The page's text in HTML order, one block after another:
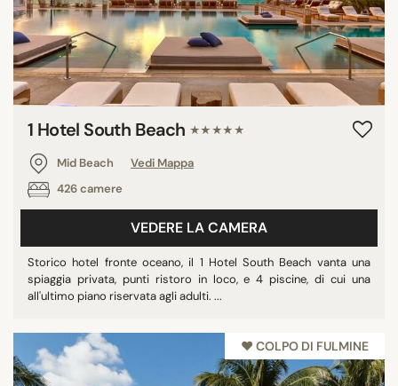
1 Hotel South Beach ★★★★★
Mid Beach
Vedi Mappa
426 camere
VEDERE LA CAMERA
Storico hotel fronte oceano, il 1 Hotel South Beach vanta una
spiaggia privata, punti ristoro in loco, e 4 piscine, di cui una
all'ultimo piano riservata agli adulti. ...
♥︎ COLPO DI FULMINE